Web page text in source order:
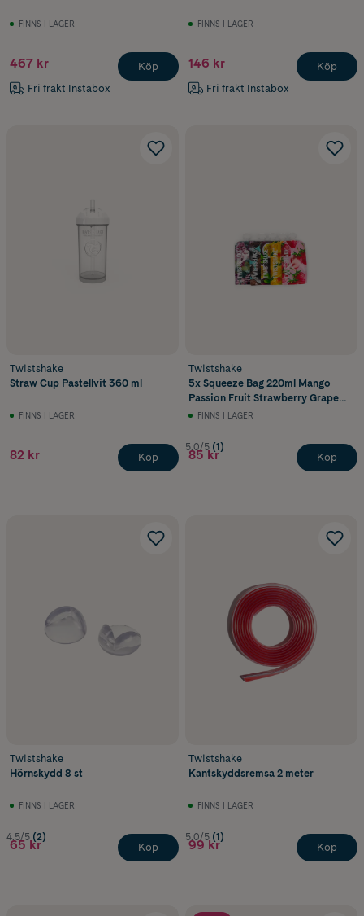
FINNS I LAGER
467 kr
Fri frakt Instabox
Köp
FINNS I LAGER
146 kr
Fri frakt Instabox
Köp
Twistshake
Straw Cup Pastellvit 360 ml
FINNS I LAGER
82 kr Köp
Twistshake
5x Squeeze Bag 220ml Mango
Passion Fruit Strawberry Grape
Coconut
FINNS I LAGER
5.0/5 (1)
85 kr Köp
Twistshake
Hörnskydd 8 st
FINNS I LAGER
4.5/5 (2)
65 kr Köp
Twistshake
Kantskyddsremsa 2 meter
FINNS I LAGER
5.0/5 (1)
99 kr Köp